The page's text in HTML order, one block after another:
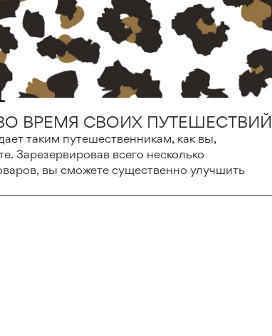
ВРЕМЯ СВОИХ ПУТЕШЕСТВИЙ
таким путешественникам, как вы,
Зарезервировав всего несколько
вы сможете существенно улучшить